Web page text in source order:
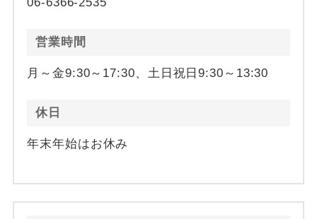
営業時間
月～金9:30～17:30、土日祝日9:30～13:30
休日
年末年始はお休み